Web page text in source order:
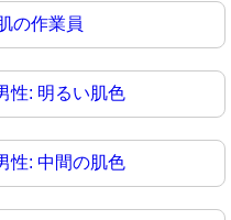
の作業員
性: 明るい肌色
性: 中間の肌色